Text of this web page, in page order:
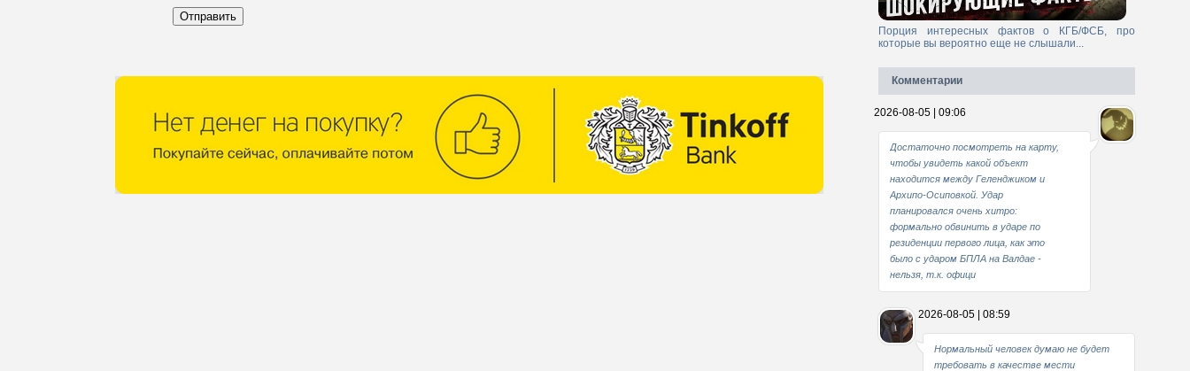
Отправить
Порция интересных фактов о КГБ/ФСБ, про
которые вы вероятно еще не слышали...
Комментарии
2026-08-05 | 09:06
Достаточно посмотреть на карту,
чтобы увидеть какой объект
находится между Геленджиком и
Архипо-Осиповкой. Удар
планировался очень хитро:
формально обвинить в ударе по
резиденции первого лица, как это
было с ударом БПЛА на Валдае -
нельзя, т.к. офици
2026-08-05 | 08:59
Нормальный человек думаю не будет
требовать в качестве мести